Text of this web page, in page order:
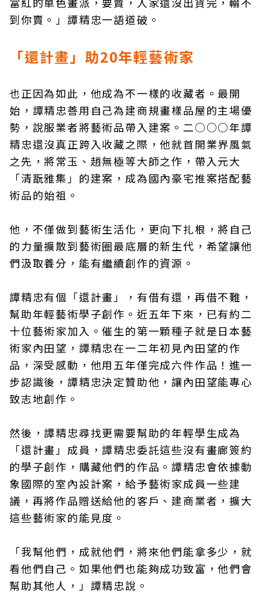
到你賣。」譚精忠一語道破。
「還計畫」助20年輕藝術家
也正因為如此，他成為不一樣的收藏者。最開
始，譚精忠善用自己為建商規畫樣品屋的主場優
勢，說服業者將藝術品帶入建案。二○○○年譚
精忠還沒真正跨入收藏之際，他就首開業界風氣
之先，將常玉、趙無極等大師之作，帶入元大
「清翫雅集」的建案，成為國內豪宅推案搭配藝
術品的始祖。
他，不僅做到藝術生活化，更向下扎根，將自己
的力量擴散到藝術圈最底層的新生代，希望讓他
們汲取養分，能有繼續創作的資源。
譚精忠有個「還計畫」，有借有還，再借不難，
幫助年輕藝術學子創作。近五年下來，已有約二
十位藝術家加入。催生的第一顆種子就是日本藝
術家內田望，譚精忠在一二年初見內田望的作
品，深受感動，他用五年僅完成六件作品！進一
步認識後，譚精忠決定贊助他，讓內田望能專心
致志地創作。
然後，譚精忠尋找更需要幫助的年輕學生成為
「還計畫」成員，譚精忠委託這些沒有畫廊簽約
的學子創作，購藏他們的作品。譚精忠會依據動
象國際的室內設計案，給予藝術家成員一些建
議，再將作品贈送給他的客戶、建商業者，擴大
這些藝術家的能見度。
「我幫他們，成就他們，將來他們能拿多少，就
看他們自己。如果他們也能夠成功致富，他們會
幫助其他人，」譚精忠說。